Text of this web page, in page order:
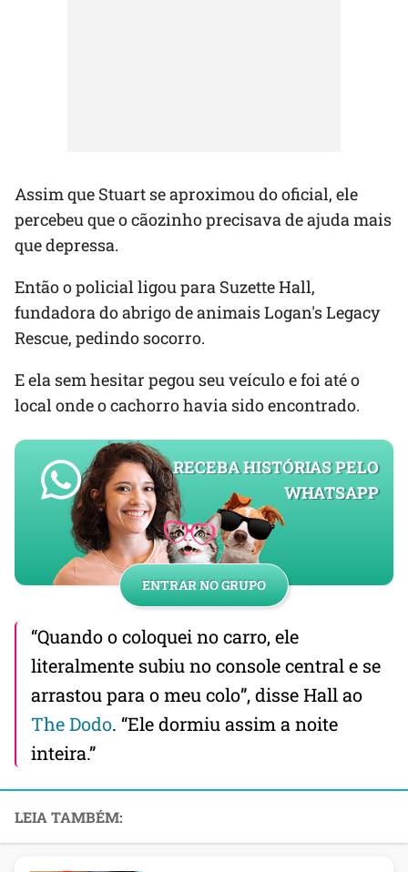
Assim que Stuart se aproximou do oficial, ele
percebeu que o cãozinho precisava de ajuda mais
que depressa.
Então o policial ligou para Suzette Hall,
fundadora do abrigo de animais Logan's Legacy
Rescue, pedindo socorro.
E ela sem hesitar pegou seu veículo e foi até o
local onde o cachorro havia sido encontrado.
RECEBA HISTÓRIAS PELO
WHATSAPP
ENTRAR NO GRUPO
“Quando o coloquei no carro, ele
literalmente subiu no console central e se
arrastou para o meu colo”, disse Hall ao
The Dodo. “Ele dormiu assim a noite
inteira.”